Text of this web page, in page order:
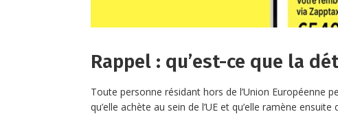
Rappel : qu’est-ce que la
Toute personne résidant hors de l’Union Européenne
qu’elle achète au sein de l’UE et qu’elle ramène